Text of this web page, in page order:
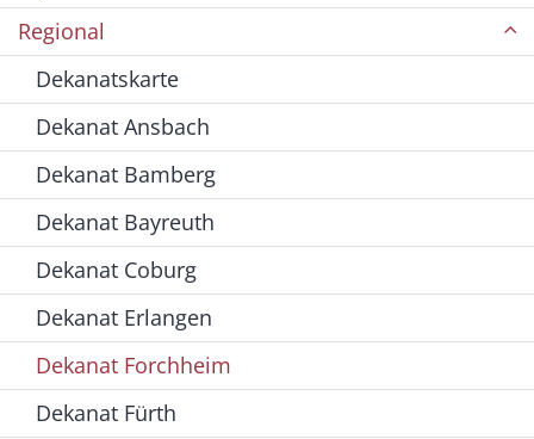
Regional
Dekanatskarte
Dekanat Ansbach
Dekanat Bamberg
Dekanat Bayreuth
Dekanat Coburg
Dekanat Erlangen
Dekanat Forchheim
Dekanat Fürth